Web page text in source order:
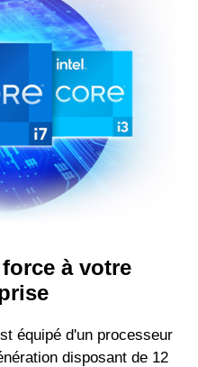
à votre
équipé d'un processeur
disposant de 12